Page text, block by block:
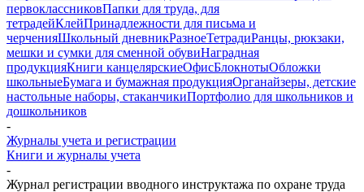
первоклассниковПапки для труда, для
тетрадейКлейПринадлежности для письма и
черченияШкольный дневникРазноеТетрадиРанцы, рюкзаки,
мешки и сумки для сменной обувиНаградная
продукцияКниги канцелярскиеОфисБлокнотыОбложки
школьныеБумага и бумажная продукцияОрганайзеры, детские
настольные наборы, стаканчикиПортфолио для школьников и
дошкольников
-
Журналы учета и регистрации
Книги и журналы учета
-
Журнал регистрации вводного инструктажа по охране труда